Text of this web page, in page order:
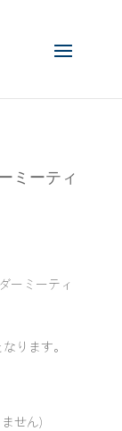
ミーティ
ーミーティ
ります。
せん)